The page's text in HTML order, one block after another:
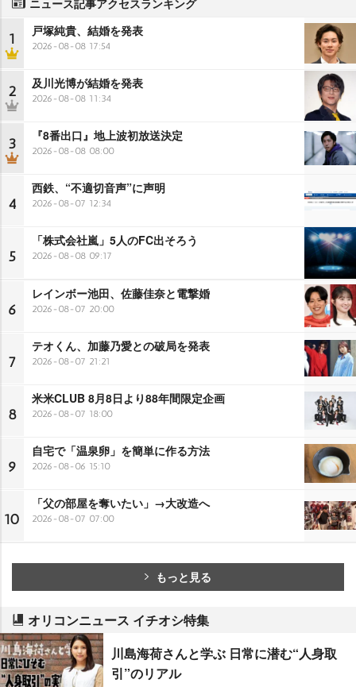
ニュース記事アクセスランキング
1 戸塚純貴、結婚を発表
2026-08-08 17:54
2 及川光博が結婚を発表
2026-08-08 11:34
3 『8番出口』地上波初放送決定
2026-08-08 08:00
4
西鉄、“不適切音声”に声明
2026-08-07 12:34
5
「株式会社嵐」5人のFC出そろう
2026-08-08 09:17
6
レインボー池田、佐藤佳奈と電撃婚
2026-08-07 20:00
7
テオくん、加藤乃愛との破局を発表
2026-08-07 21:21
8
米米CLUB 8月8日より88年間限定企画
2026-08-07 18:00
9
自宅で「温泉卵」を簡単に作る方法
2026-08-06 15:10
10
「父の部屋を奪いたい」→大改造へ
2026-08-07 07:00
もっと見る
オリコンニュース イチオシ特集
川島海荷さんと学ぶ 日常に潜む“人身取
引”のリアル